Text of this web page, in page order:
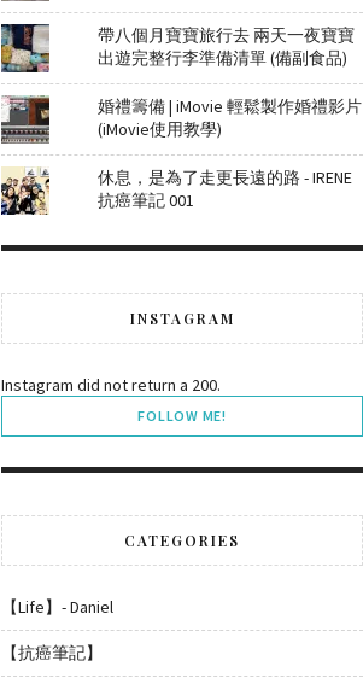
帶八個月寶寶旅行去 兩天一夜寶寶
出遊完整行李準備清單 (備副食品)
婚禮籌備 | iMovie 輕鬆製作婚禮影片
(iMovie使用教學)
休息，是為了走更長遠的路 - IRENE
抗癌筆記 001
INSTAGRAM
Instagram did not return a 200.
FOLLOW ME!
CATEGORIES
【Life】- Daniel
【抗癌筆記】